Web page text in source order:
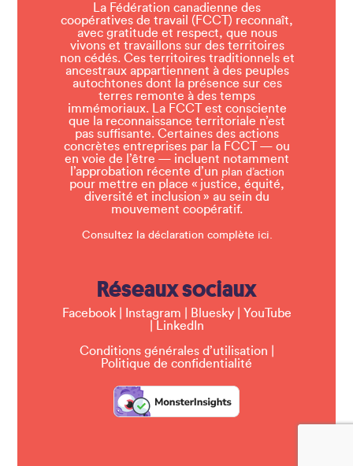
La Fédération canadienne des
coopératives de travail (FCCT) reconnaît,
avec gratitude et respect, que nous
vivons et travaillons sur des territoires
non cédés. Ces territoires traditionnels et
ancestraux appartiennent à des peuples
autochtones dont la présence sur ces
terres remonte à des temps
immémoriaux. La FCCT est consciente
que la reconnaissance territoriale n’est
pas suffisante. Certaines des actions
concrètes entreprises par la FCCT — ou
en voie de l’être — incluent notamment
l’approbation récente d’un plan d’action
pour mettre en place « justice, équité,
diversité et inclusion » au sein du
mouvement coopératif.
Consultez la déclaration complète ici.
Réseaux sociaux
Facebook| Instagram Bluesky| YouTube
LinkedIn
Conditions générales d’utilisation
Politique de confidentialité